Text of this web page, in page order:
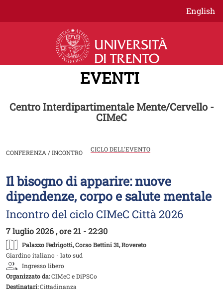
Salta al contenuto principale
English
EVENTI
Centro Interdipartimentale Mente/Cervello -
CIMeC
CONFERENZA / INCONTRO CICLO DELL'EVENTO
Image
Il bisogno di apparire: nuove
dipendenze, corpo e salute mentale
Incontro del ciclo CIMeC Città 2026
7 luglio 2026 , ore 21 - 22:30
Palazzo Fedrigotti, Corso Bettini 31, Rovereto
Giardino italiano - lato sud
Ingresso libero
Organizzato da:CIMeC e DiPSCo
Destinatari:Cittadinanza